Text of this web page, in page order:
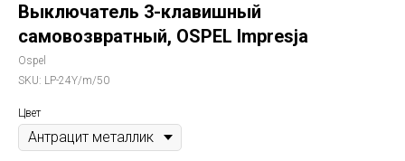
Выключатель 3-клавишный
самовозвратный, OSPEL Impresja
Ospel
SKU: LP-24Y/m/50
Цвет